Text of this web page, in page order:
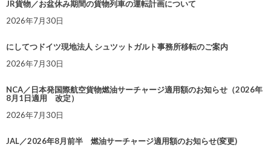
JR貨物／お盆休み期間の貨物列車の運転計画について
2026年7月30日
にしてつドイツ現地法人 シュツットガルト事務所移転のご案内
2026年7月30日
NCA／日本発国際航空貨物燃油サーチャージ適用額のお知らせ（2026年
8月1日適用 改定）
2026年7月30日
JAL／2026年8月前半 燃油サーチャージ適用額のお知らせ(変更)